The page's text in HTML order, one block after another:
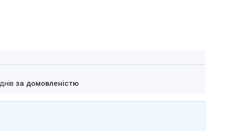
за домовленістю